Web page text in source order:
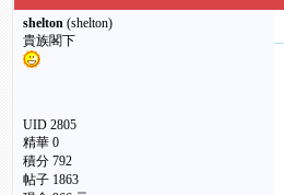
shelton (shelton)
貴族閣下
UID 2805
精華 0
積分 792
帖子 1863